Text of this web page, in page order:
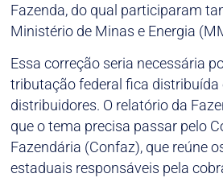
Fazenda, do qual participaram
Ministério de Minas e Energia
Essa correção seria necessária
tributação federal fica distribuída
distribuidores. O relatório da
que o tema precisa passar pelo
Fazendária (Confaz), que reúne
estaduais responsáveis pela